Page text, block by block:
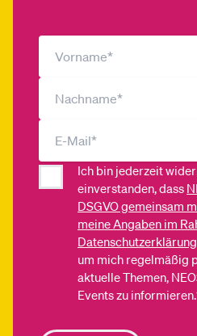
Ich bin jederzeit
einverstanden, dass
DSGVO gemeinsam
meine Angaben im
Datenschutzerklärung
um mich regelmäßig
aktuelle Themen,
Events zu